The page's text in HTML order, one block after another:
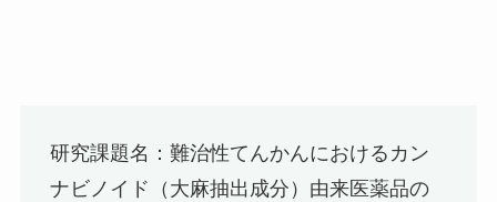
研究課題名：難治性てんかんにおけるカン
ナビノイド（大麻抽出成分）由来医薬品の